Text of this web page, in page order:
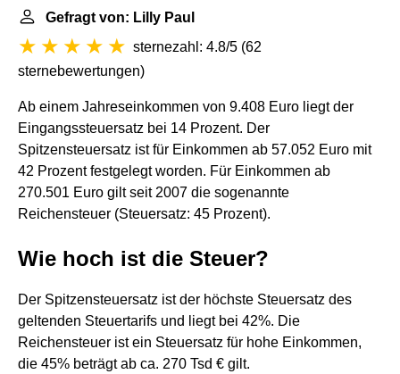
Gefragt von: Lilly Paul
sternezahl: 4.8/5 (62
sternebewertungen)
Ab einem Jahreseinkommen von 9.408 Euro liegt der
Eingangssteuersatz bei 14 Prozent. Der
Spitzensteuersatz ist für Einkommen ab 57.052 Euro mit
42 Prozent festgelegt worden. Für Einkommen ab
270.501 Euro gilt seit 2007 die sogenannte
Reichensteuer (Steuersatz: 45 Prozent).
Wie hoch ist die Steuer?
Der Spitzensteuersatz ist der höchste Steuersatz des
geltenden Steuertarifs und liegt bei 42%. Die
Reichensteuer ist ein Steuersatz für hohe Einkommen,
die 45% beträgt ab ca. 270 Tsd € gilt.